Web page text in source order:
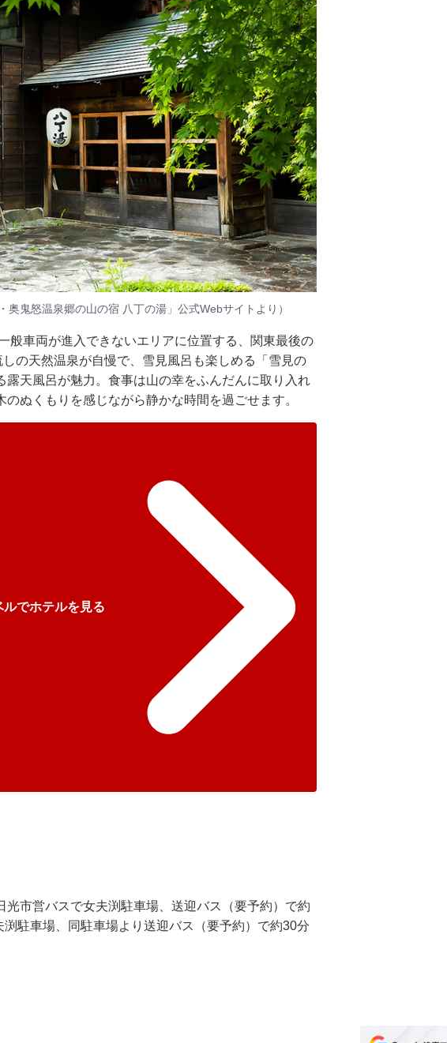
鬼怒温泉郷の山の宿 八丁の湯」公式Webサイトより）
般車両が進入できないエリアに位置する、関東最後の
の天然温泉が自慢で、雪見風呂も楽しめる「雪見の
天風呂が魅力。食事は山の幸をふんだんに取り入れ
ぬくもりを感じながら静かな時間を過ごせます。
でホテルを見る
市営バスで女夫渕駐車場、送迎バス（要予約）で約
駐車場、同駐車場より送迎バス（要予約）で約30分